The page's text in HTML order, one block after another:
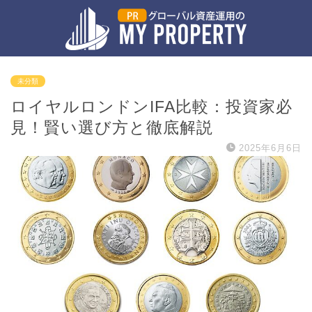
未分類
ロイヤルロンドンIFA比較：投資家必
見！賢い選び方と徹底解説
2025年6月6日